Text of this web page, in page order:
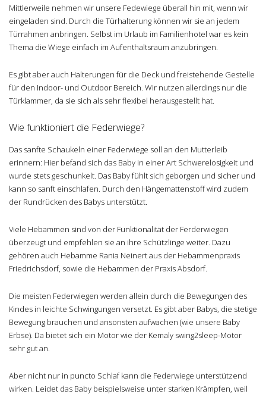
Mittlerweile nehmen wir unsere Fedewiege überall hin mit, wenn wir
eingeladen sind. Durch die Türhalterung können wir sie an jedem
Türrahmen anbringen. Selbst im Urlaub im Familienhotel war es kein
Thema die Wiege einfach im Aufenthaltsraum anzubringen.
Es gibt aber auch Halterungen für die Deck und freistehende Gestelle
für den Indoor- und Outdoor Bereich. Wir nutzen allerdings nur die
Türklammer, da sie sich als sehr flexibel herausgestellt hat.
Wie funktioniert die Federwiege?
Das sanfte Schaukeln einer Federwiege soll an den Mutterleib
erinnern: Hier befand sich das Baby in einer Art Schwerelosigkeit und
wurde stets geschunkelt. Das Baby fühlt sich geborgen und sicher und
kann so sanft einschlafen. Durch den Hängemattenstoff wird zudem
der Rundrücken des Babys unterstützt.
Viele Hebammen sind von der Funktionalität der Ferderwiegen
überzeugt und empfehlen sie an ihre Schützlinge weiter. Dazu
gehören auch Hebamme Rania Neinert aus der Hebammenpraxis
Friedrichsdorf, sowie die Hebammen der Praxis Absdorf.
Die meisten Federwiegen werden allein durch die Bewegungen des
Kindes in leichte Schwingungen versetzt. Es gibt aber Babys, die stetige
Bewegung brauchen und ansonsten aufwachen (wie unsere Baby
Erbse). Da bietet sich ein Motor wie der Kemaly swing2sleep-Motor
sehr gut an.
Aber nicht nur in puncto Schlaf kann die Federwiege unterstützend
wirken. Leidet das Baby beispielsweise unter starken Krämpfen, weil